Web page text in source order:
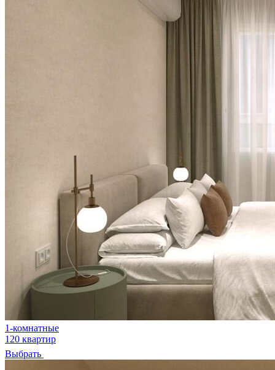
1-комнатные
120 квартир
Выбрать